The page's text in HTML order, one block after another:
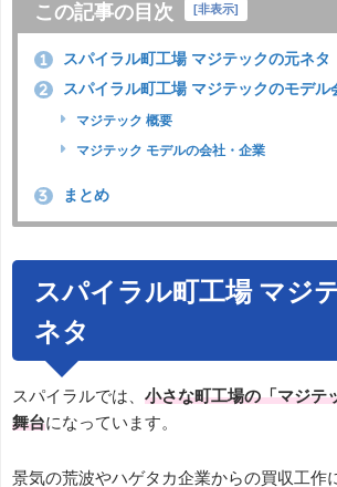
この記事の目次 非表示
1 スパイラル町工場 マジテックの元ネタ
2 スパイラル町工場 マジテックのモデル
マジテック 概要
マジテック モデルの会社・企業
3 まとめ
スパイラル町工場 マジ
ネタ
スパイラルでは、 小さな町工場の「マジテ
舞台になっています。
景気の荒波やハゲタカ企業からの買収工作